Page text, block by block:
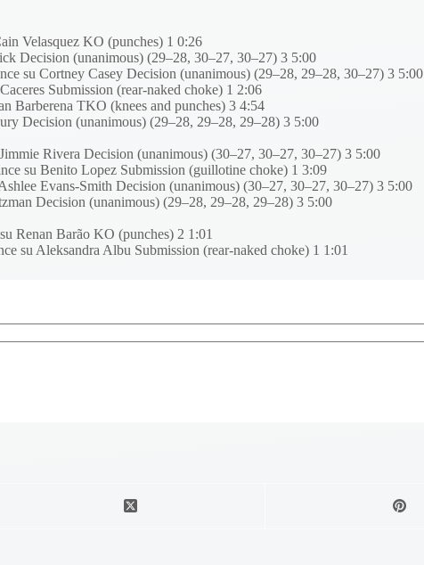
Velasquez KO (punches) 1 0:26
Decision (unanimous) (29–28, 30–27, 30–27) 3 5:00
su Cortney Casey Decision (unanimous) (29–28, 29–28, 30–27) 3 5:00
Submission (rear-naked choke) 1 2:06
Barberena TKO (knees and punches) 3 4:54
Decision (unanimous) (29–28, 29–28, 29–28) 3 5:00
Rivera Decision (unanimous) (30–27, 30–27, 30–27) 3 5:00
su Benito Lopez Submission (guillotine choke) 1 3:09
Evans-Smith Decision (unanimous) (30–27, 30–27, 30–27) 3 5:00
Decision (unanimous) (29–28, 29–28, 29–28) 3 5:00
Renan Barão KO (punches) 2 1:01
su Aleksandra Albu Submission (rear-naked choke) 1 1:01